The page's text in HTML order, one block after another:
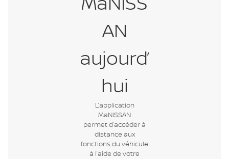
AN
aujourd’
hui
L’application
MaNISSAN
permet d’accéder à
distance aux
fonctions du véhicule
à l’aide de votre